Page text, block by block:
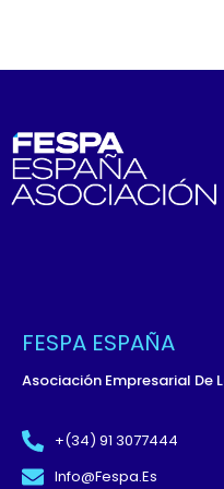
FESPA ESPAÑA
Asociación Empresarial De
+(34) 91 3077444
Info@fespa.es